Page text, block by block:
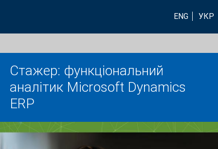
ENG УКР
Стажер: функціональний
аналітик Microsoft Dynamics
ERP